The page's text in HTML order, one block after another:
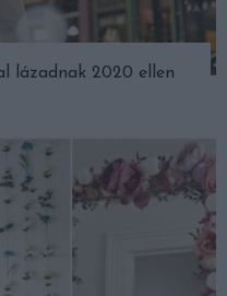
lázadnak 2020 ellen